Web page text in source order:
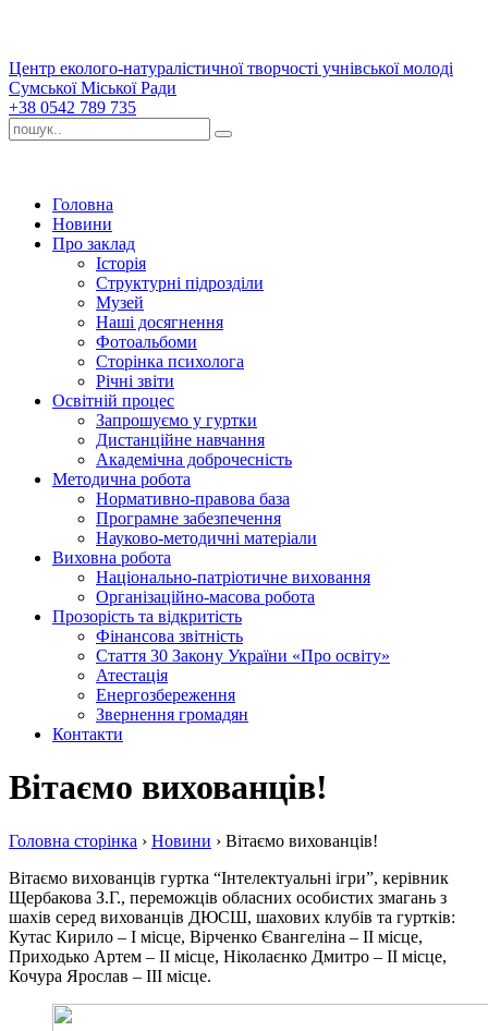
Центр еколого-натуралістичної творчості учнівської молоді
Сумської Міської Ради
+38 0542 789 735
Головна
Новини
Про заклад
Історія
Структурні підрозділи
Музей
Наші досягнення
Фотоальбоми
Сторінка психолога
Річні звіти
Освітній процес
Запрошуємо у гуртки
Дистанційне навчання
Академічна доброчесність
Методична робота
Нормативно-правова база
Програмне забезпечення
Науково-методичні матеріали
Виховна робота
Національно-патріотичне виховання
Організаційно-масова робота
Прозорість та відкритість
Фінансова звітність
Стаття 30 Закону України «Про освіту»
Атестація
Енергозбереження
Звернення громадян
Контакти
Вітаємо вихованців!
Головна сторiнка › Новини › Вітаємо вихованців!
Вітаємо вихованців гуртка “Інтелектуальні ігри”, керівник
Щербакова З.Г., переможців обласних особистих змагань з
шахів серед вихованців ДЮСШ, шахових клубів та гуртків:
Кутас Кирило – І місце, Вірченко Євангеліна – ІІ місце,
Приходько Артем – ІІ місце, Ніколаєнко Дмитро – ІІ місце,
Кочура Ярослав – ІІІ місце.